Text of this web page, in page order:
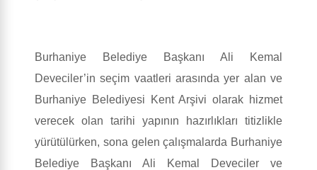
Burhaniye Belediye Başkanı Ali Kemal
Deveciler’in seçim vaatleri arasında yer alan ve
Burhaniye Belediyesi Kent Arşivi olarak hizmet
verecek olan tarihi yapının hazırlıkları titizlikle
yürütülürken, sona gelen çalışmalarda Burhaniye
Belediye Başkanı Ali Kemal Deveciler ve